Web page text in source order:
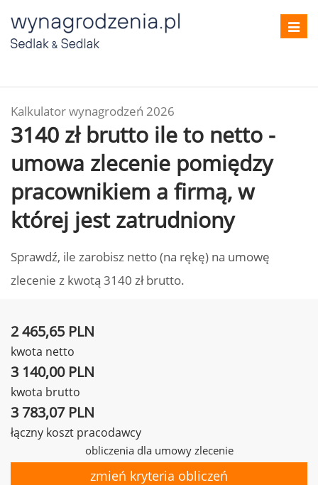
Kalkulator wynagrodzeń 2026
3140 zł brutto ile to netto -
umowa zlecenie pomiędzy
pracownikiem a firmą, w
której jest zatrudniony
Sprawdź, ile zarobisz netto (na rękę) na umowę
zlecenie z kwotą 3140 zł brutto.
2 465,65 PLN
kwota netto
3 140,00 PLN
kwota brutto
3 783,07 PLN
łączny koszt pracodawcy
obliczenia dla umowy zlecenie
zmień kryteria obliczeń